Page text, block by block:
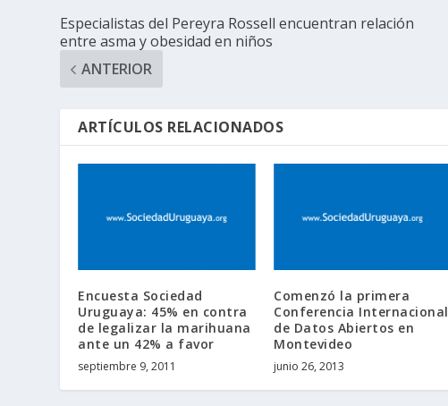
Especialistas del Pereyra Rossell encuentran relación
entre asma y obesidad en niños
ANTERIOR
ARTÍCULOS RELACIONADOS
Encuesta Sociedad
Uruguaya: 45% en contra
de legalizar la marihuana
ante un 42% a favor
septiembre 9, 2011
Comenzó la primera
Conferencia Internacional
de Datos Abiertos en
Montevideo
junio 26, 2013